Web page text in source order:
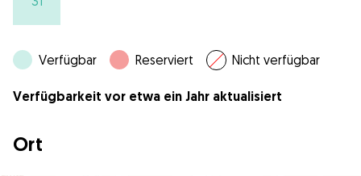
Verfügbar Reserviert Nicht verfügbar
Verfügbarkeit vor etwa ein Jahr aktualisiert
Ort